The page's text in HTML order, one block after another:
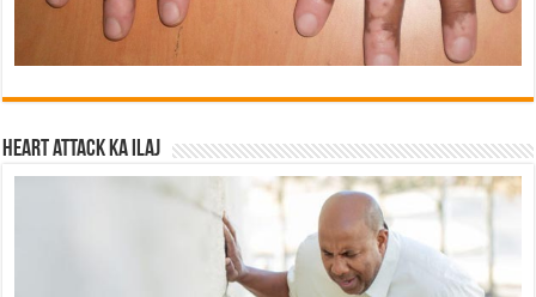
Heart attack ka ilaj